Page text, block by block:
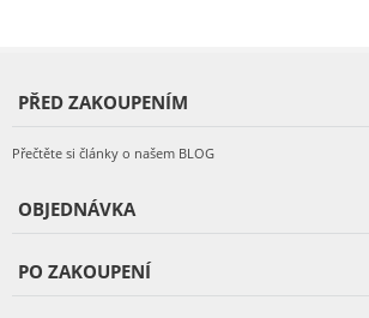
PŘED ZAKOUPENÍM
Přečtěte si články o našem BLOG
OBJEDNÁVKA
PO ZAKOUPENÍ